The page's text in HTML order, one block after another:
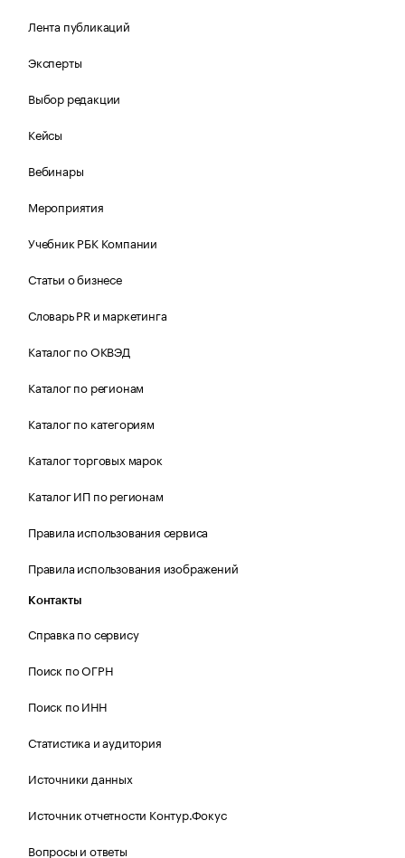
Лента публикаций
Эксперты
Выбор редакции
Кейсы
Вебинары
Мероприятия
Учебник РБК Компании
Статьи о бизнесе
Словарь PR и маркетинга
Каталог по ОКВЭД
Каталог по регионам
Каталог по категориям
Каталог торговых марок
Каталог ИП по регионам
Правила использования сервиса
Правила использования изображений
Контакты
Справка по сервису
Поиск по ОГРН
Поиск по ИНН
Статистика и аудитория
Источники данных
Источник отчетности Контур.Фокус
Вопросы и ответы